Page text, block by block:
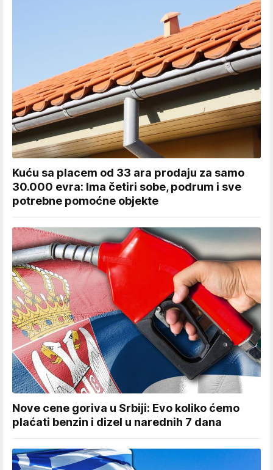
Kuću sa placem od 33 ara prodaju za samo
30.000 evra: Ima četiri sobe, podrum i sve
potrebne pomoćne objekte
Nove cene goriva u Srbiji: Evo koliko ćemo
plaćati benzin i dizel u narednih 7 dana